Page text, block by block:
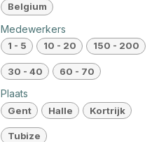
Belgium
Medewerkers
1 - 5 10 - 20 150 - 200
30 - 40 60 - 70
Plaats
Gent Halle Kortrijk
Tubize